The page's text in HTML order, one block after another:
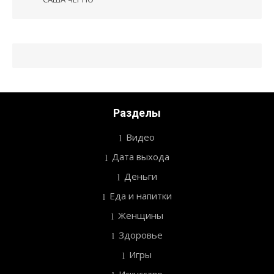
Разделы
Видео
Дата выхода
Деньги
Еда и напитки
Женщины
Здоровье
Игры